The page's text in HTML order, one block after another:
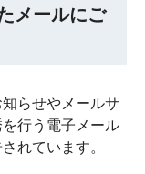
メールにご
らせやメールサ
行う電子メール
れています。